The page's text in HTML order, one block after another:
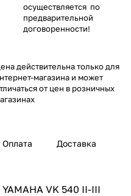
осуществляется по
предварительной
договоренности!
действительна только для
магазина и может
от цен в розничных
Оплата Доставка
VK 540 II-III